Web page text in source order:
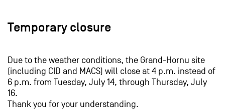
Temporary closure
Due to the weather conditions, the Grand-Hornu site
(including CID and MACS) will close at 4 p.m. instead of
6 p.m. from Tuesday, July 14, through Thursday, July
16.
​Thank you for your understanding.